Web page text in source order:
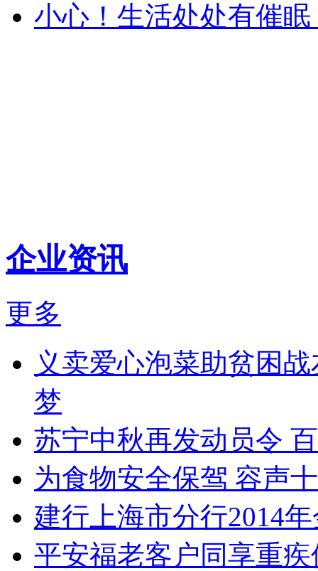
小心！生活处处有催眠
企业资讯
更多
义卖爱心泡菜助贫困
梦
苏宁中秋再发动员令
为食物安全保驾 容声
建行上海市分行2014
平安福老客户同享重